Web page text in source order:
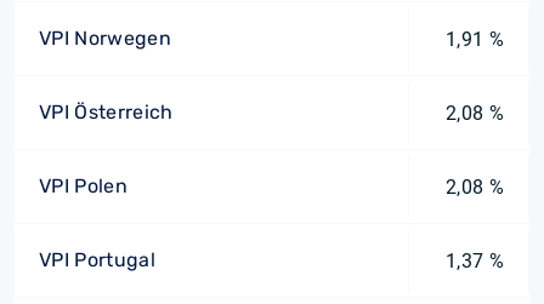
VPI Norwegen 1,91 %
VPI Österreich 2,08 %
VPI Polen 2,08 %
VPI Portugal 1,37 %